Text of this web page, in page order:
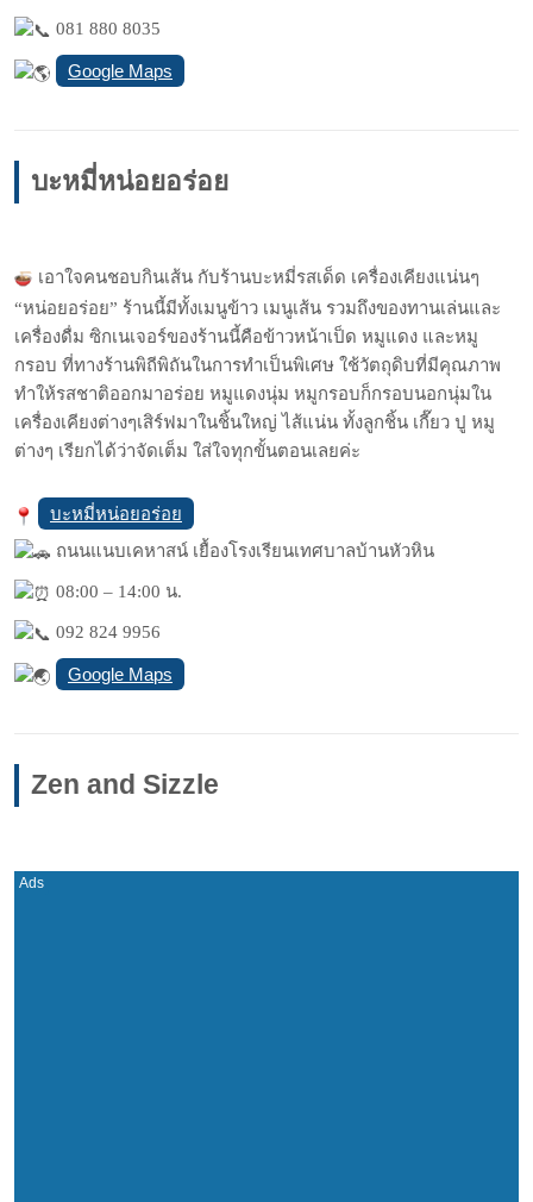
081 880 8035
Google Maps
บะหมี่หน่อยอร่อย
เอาใจคนชอบกินเส้น กับร้านบะหมี่รสเด็ด เครื่องเคียงแน่นๆ
“หน่อยอร่อย” ร้านนี้มีทั้งเมนูข้าว เมนูเส้น รวมถึงของทานเล่นและ
เครื่องดื่ม ซิกเนเจอร์ของร้านนี้คือข้าวหน้าเป็ด หมูแดง และหมู
กรอบ ที่ทางร้านพิถีพิถันในการทำเป็นพิเศษ ใช้วัตถุดิบที่มีคุณภาพ
ทำให้รสชาติออกมาอร่อย หมูแดงนุ่ม หมูกรอบก็กรอบนอกนุ่มใน
เครื่องเคียงต่างๆเสิร์ฟมาในชิ้นใหญ่ ไส้แน่น ทั้งลูกชิ้น เกี๊ยว ปู หมู
ต่างๆ เรียกได้ว่าจัดเต็ม ใส่ใจทุกขั้นตอนเลยค่ะ
บะหมี่หน่อยอร่อย
ถนนแนบเคหาสน์ เยื้องโรงเรียนเทศบาลบ้านหัวหิน
08:00 – 14:00 น.
092 824 9956
Google Maps
Zen and Sizzle